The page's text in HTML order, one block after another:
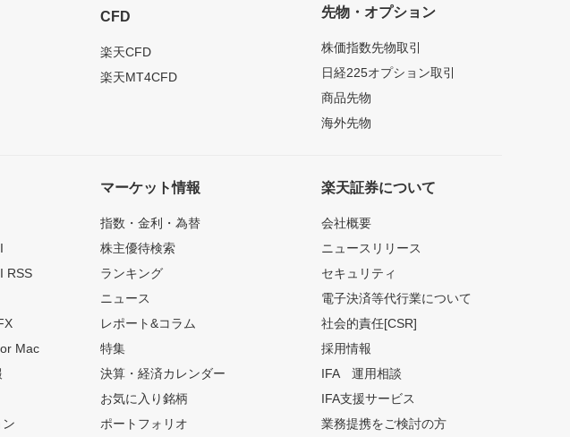
CFD
楽天CFD
楽天MT4CFD
先物・オプション
株価指数先物取引
日経225オプション取引
商品先物
海外先物
RSS
Mac
マーケット情報
指数・金利・為替
株主優待検索
ランキング
ニュース
レポート&コラム
特集
決算・経済カレンダー
お気に入り銘柄
ポートフォリオ
楽天証券について
会社概要
ニュースリリース
セキュリティ
電子決済等代行業について
社会的責任[CSR]
採用情報
IFA 運用相談
IFA支援サービス
業務提携をご検討の方